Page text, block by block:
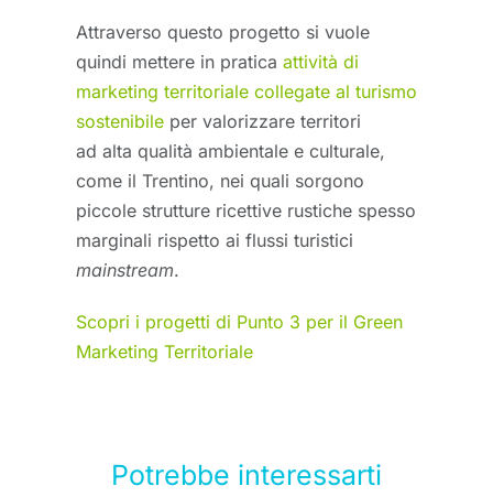
Attraverso questo progetto si vuole
quindi mettere in pratica attività di
marketing territoriale collegate al turismo
sostenibile per valorizzare territori
ad alta qualità ambientale e culturale,
come il Trentino, nei quali sorgono
piccole strutture ricettive rustiche spesso
marginali rispetto ai flussi turistici
mainstream.
Scopri i progetti di Punto 3 per il Green
Marketing Territoriale
Potrebbe interessarti